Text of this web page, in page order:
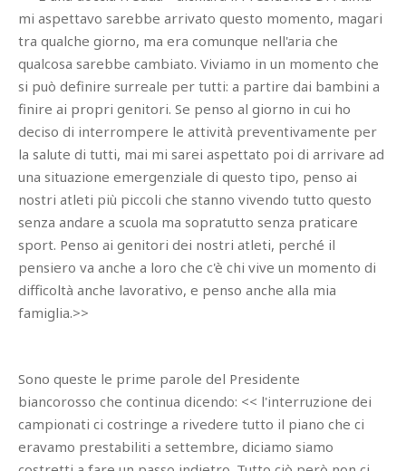
mi aspettavo sarebbe arrivato questo momento, magari
tra qualche giorno, ma era comunque nell'aria che
qualcosa sarebbe cambiato. Viviamo in un momento che
si può definire surreale per tutti: a partire dai bambini a
finire ai propri genitori. Se penso al giorno in cui ho
deciso di interrompere le attività preventivamente per
la salute di tutti, mai mi sarei aspettato poi di arrivare ad
una situazione emergenziale di questo tipo, penso ai
nostri atleti più piccoli che stanno vivendo tutto questo
senza andare a scuola ma sopratutto senza praticare
sport. Penso ai genitori dei nostri atleti, perché il
pensiero va anche a loro che c'è chi vive un momento di
difficoltà anche lavorativo, e penso anche alla mia
famiglia.>>
Sono queste le prime parole del Presidente
biancorosso che continua dicendo: << l'interruzione dei
campionati ci costringe a rivedere tutto il piano che ci
eravamo prestabiliti a settembre, diciamo siamo